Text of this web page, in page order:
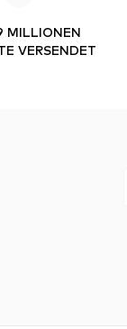
MILLIONEN
VERSENDET